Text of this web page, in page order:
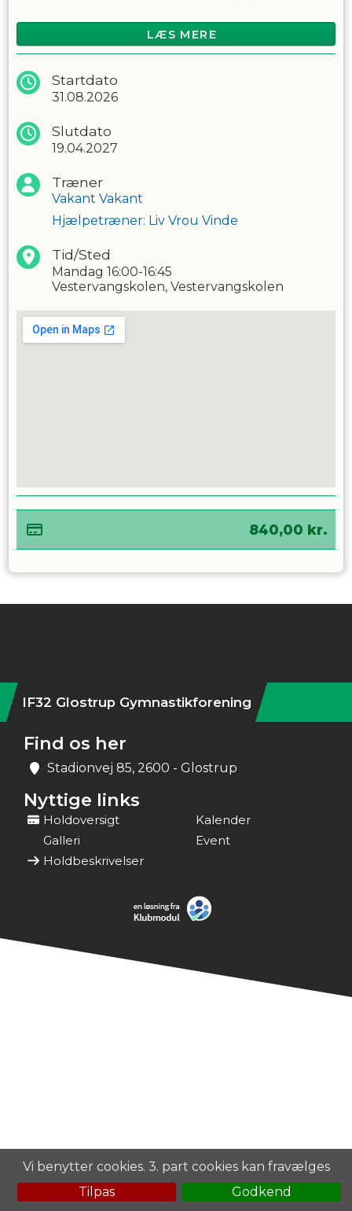
Vi benytter cookies. 3. part cookies kan fravælges
Tilpas
Godkend
redskaberne sammen – altid på barnets præmisser
og uden forventning om, at alle kan det samme.
På dette hold er det oplevelsen og udviklingen, der
gymnastiske færdigheder, men på at skabe et godt
motorisk fundament gennem leg og nærvær.
forventer derfor, at både barn og voksen deltager
sammen gennem hele timen og møder omklædte,
Holdet er for børn i alderen 1-2 år, som kan gå.
LÆS MERE
Startdato
31.08.2026
Slutdato
19.04.2027
Træner
Vakant Vakant
Hjælpetræner: Liv Vrou Vinde
Tid/Sted
Mandag 16:00-16:45
Vestervangskolen, Vestervangskolen
840,00 kr.
IF32 Glostrup Gymnastikforening
Find os her
Stadionvej 85, 2600 - Glostrup
Nyttige links
Holdoversigt
Kalender
Galleri
Event
Holdbeskrivelser